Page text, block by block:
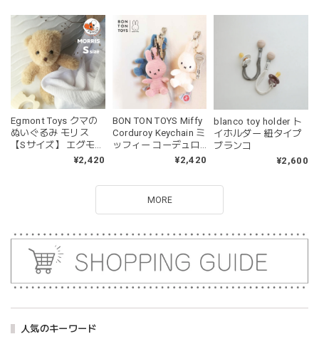
人気のキーワード
Egmont Toys クマの
ぬいぐるみ モリス
【Sサイズ】 エグモン
トトイズ EGM130538
¥2,420
BON TON TOYS Miffy
Corduroy Keychain ミ
ッフィー コーデュロ
イ キーチェーン ぬい
¥2,420
blanco toy holder ト
イホルダー 紐タイプ
ブランコ
¥2,600
MORE